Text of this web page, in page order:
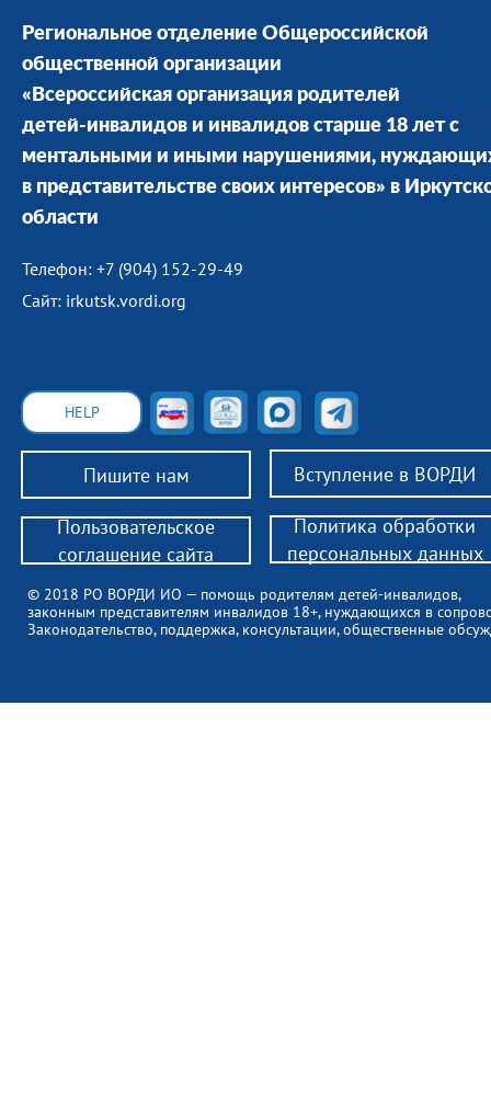
Региональное отделение Общероссийской
общественной организации
«Всероссийская организация родителей
детей-инвалидов и инвалидов старше 18 лет с
ментальными и иными нарушениями,
в представительстве своих интересов» в
области
Телефон: +7 (904) 152-29-49
Сайт: irkutsk.vordi.org
Пишите нам Вступление в ВОРДИ
© 2018 РО ВОРДИ ИО — помощь родителям детей-инвалидов,
законным представителям инвалидов 18+, нуждающихся в
Законодательство, поддержка, консультации, общественные
HELP
Пользовательское
соглашение сайта
Политика обработки
персональных данных